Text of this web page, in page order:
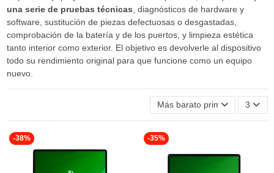
una serie de pruebas técnicas, diagnósticos de hardware y
software, sustitución de piezas defectuosas o desgastadas,
comprobación de la batería y de los puertos, y limpieza estética
tanto interior como exterior. El objetivo es devolverle al dispositivo
todo su rendimiento original para que funcione como un equipo
nuevo.
Más barato primero 3
-38% -35%